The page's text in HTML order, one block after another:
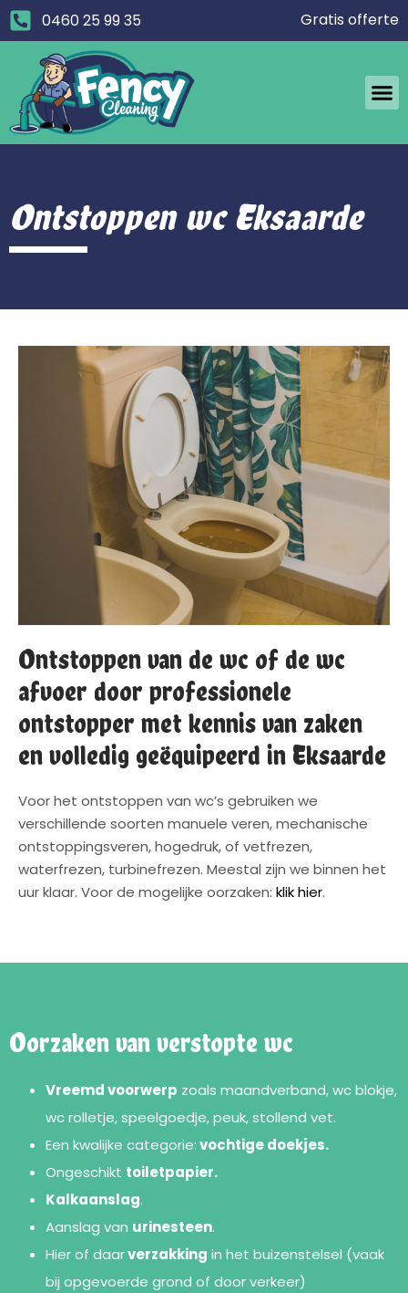
0460 25 99 35 Gratis offerte
Ontstoppen wc Eksaarde
Ontstoppen van de wc of de wc
afvoer door professionele
ontstopper met kennis van zaken
en volledig geëquipeerd in Eksaarde
Voor het ontstoppen van wc’s gebruiken we
verschillende soorten manuele veren, mechanische
ontstoppingsveren, hogedruk, of vetfrezen,
waterfrezen, turbinefrezen. Meestal zijn we binnen het
uur klaar. Voor de mogelijke oorzaken: klik hier.
Oorzaken van verstopte wc
Vreemd voorwerp zoals maandverband, wc blokje,
wc rolletje, speelgoedje, peuk, stollend vet.
Een kwalijke categorie:vochtige doekjes.
Ongeschikt toiletpapier.
Kalkaanslag.
Aanslag van urinesteen.
Hier of daarverzakking in het buizenstelsel (vaak
bij opgevoerde grond of door verkeer)